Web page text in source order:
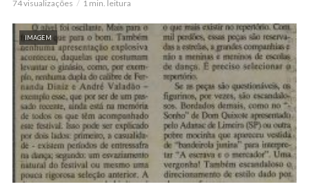
74 visualizações 1 min. leitura
IMAGEM